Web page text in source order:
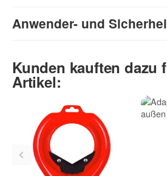
Anwender- und
Kunden kauften dazu
Artikel: